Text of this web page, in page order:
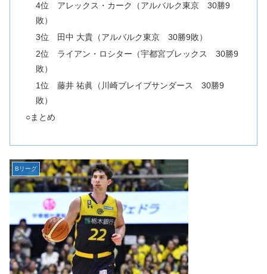
4位 アレックス・カーク（アルバルク東京 30勝9
敗）
3位 田中 大貴（アルバルク東京 30勝9敗）
2位 ライアン・ロシター（宇都宮ブレックス 30勝9
敗）
1位 藤井 祐眞（川崎ブレイブサンダース 30勝9
敗）
○まとめ
Bリーグ